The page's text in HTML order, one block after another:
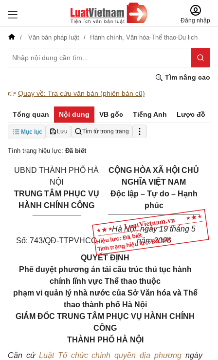
Đăng nhập
Văn bản pháp luật Hành chính, Văn hóa-Thể thao-Du lịch
Tìm nâng cao
👉 Quay về: Tra cứu văn bản (phiên bản cũ)
Tổng quan Nội dung VB gốc Tiếng Anh Lược đồ
Mục lục Lưu Tìm từ trong trang
Tình trạng hiệu lực: Đã biết
Hiệu lực: Đã biết
Tình trạng hiệu lực: Đã biết
UBND THÀNH PHỐ HÀ
NỘI
TRUNG TÂM PHỤC VỤ
HÀNH CHÍNH CÔNG
Số: 743/QĐ-TTPVHCC
CỘNG HÒA XÃ HỘI CHỦ
NGHĨA VIỆT NAM
Độc lập – Tự do – Hạnh
phúc
_____________________
Hà Nội, ngày 19 tháng 5
năm 2026
QUYẾT ĐỊNH
Phê duyệt phương án tái cấu trúc thủ tục hành
chính lĩnh vực Thể thao thuộc
phạm vi quản lý nhà nước của Sở Văn hóa và Thể
thao thành phố Hà Nội
GIÁM ĐỐC TRUNG TÂM PHỤC VỤ HÀNH CHÍNH
CÔNG
THÀNH PHỐ HÀ NỘI
Căn cứ Luật Tổ chức chính quyền địa phương ngày